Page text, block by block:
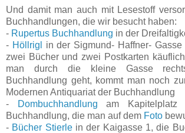
Und damit man auch mit Lesestoff
Buchhandlungen, die wir besucht haben:
- Rupertus Buchhandlung in der
- Höllrigl in der Sigmund- Haffner-
zwei Bücher und zwei Postkarten
man durch die kleine Gasse
Buchhandlung geht, kommt man noch
Modernen Antiquariat der Buchhandlung
-
Dombuchhandlungam
Buchhandlung, die man auf dem Foto
- Bücher Stierle in der Kaigasse 1, die